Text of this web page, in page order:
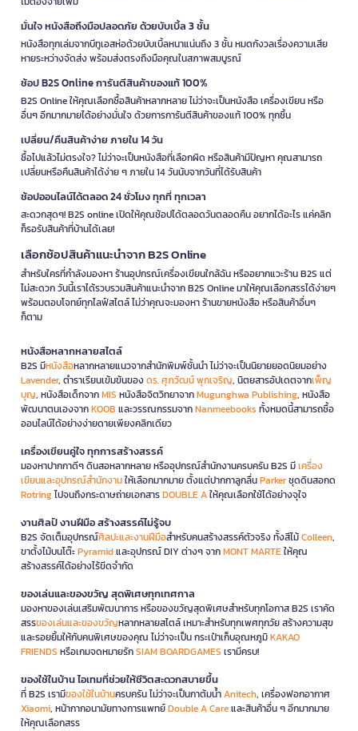
มั่นใจ หนังสือถึงมือปลอดภัย ด้วยบับเบิ้ล 3 ชั้น
หนังสือทุกเล่มจากบีทูเอสห่อด้วยบับเบิ้ลหนาแน่นถึง 3 ชั้น หมดกังวลเรื่องความเสีย
หายระหว่างจัดส่ง พร้อมส่งตรงถึงมือคุณในสภาพสมบูรณ์
ช้อป B2S Online การันตีสินค้าของแท้ 100%
B2S Online ให้คุณเลือกซื้อสินค้าหลากหลาย ไม่ว่าจะเป็นหนังสือ เครื่องเขียน หรือ
อื่นๆ อีกมากมายได้อย่างมั่นใจ ด้วยการการันตีสินค้าของแท้ 100% ทุกชิ้น
เปลี่ยน/คืนสินค้าง่าย ภายใน 14 วัน
ซื้อไปแล้วไม่ตรงใจ? ไม่ว่าจะเป็นหนังสือที่เลือกผิด หรือสินค้ามีปัญหา คุณสามารถ
เปลี่ยนหรือคืนสินค้าได้ง่าย ๆ ภายใน 14 วันนับจากวันที่ได้รับสินค้า
ช้อปออนไลน์ได้ตลอด 24 ชั่วโมง ทุกที่ ทุกเวลา
สะดวกสุดๆ! B2S online เปิดให้คุณช้อปได้ตลอดวันตลอดคืน อยากได้อะไร แค่คลิก
ก็รอรับสินค้าที่บ้านได้เลย!
เลือกช้อปสินค้าแนะนำจาก B2S Online
สำหรับใครที่กำลังมองหา ร้านอุปกรณ์เครื่องเขียนใกล้ฉัน หรืออยากแวะร้าน B2S แต่
ไม่สะดวก วันนี้เราได้รวบรวมสินค้าแนะนำจาก B2S Online มาให้คุณเลือกสรรได้ง่ายๆ
พร้อมตอบโจทย์ทุกไลฟ์สไตล์ ไม่ว่าคุณจะมองหา ร้านขายหนังสือ หรือสินค้าอื่นๆ
ก็ตาม
หนังสือหลากหลายสไตล์
B2S มีหนังสือหลากหลายแนวจากสำนักพิมพ์ชั้นนำ ไม่ว่าจะเป็นนิยายยอดนิยมอย่าง
Lavender, ตำราเรียนเข้มข้นของดร. ศุภวัฒน์ พุกเจริญ, นิตยสารอัปเดตจากเพ็ญ
บุญ, หนังสือเด็กจากMIS หนังสือจิตวิทยาจากMugunghwa Publishing, หนังสือ
พัฒนาตนเองจากKOOB และวรรณกรรมจากNanmeebooks ทั้งหมดนี้สามารถซื้อ
ออนไลน์ได้อย่างง่ายดายเพียงคลิกเดียว
เครื่องเขียนคู่ใจ ทุกการสร้างสรรค์
มองหาปากกาดีๆ ดินสอหลากหลาย หรืออุปกรณ์สำนักงานครบครัน B2S มีเครื่อง
เขียนและอุปกรณ์สำนักงานให้เลือกมากมาย ตั้งแต่ปากกาลูกลื่นParkerชุดดินสอกด
Rotringไปจนถึงกระดาษถ่ายเอกสารDOUBLE Aให้คุณเลือกใช้ได้อย่างจุใจ
งานศิลป์ งานฝีมือ สร้างสรรค์ไม่รู้จบ
B2S จัดเต็มอุปกรณ์ศิลปะและงานฝีมือสำหรับคนสร้างสรรค์ตัวจริง ทั้งสีไม้Colleen,
ขาตั้งไม้บนโต๊ะPyramidและอุปกรณ์ DIY ต่างๆ จากMONT MARTEให้คุณ
สร้างสรรค์ได้อย่างไร้ขีดจำกัด
ของเล่นและของขวัญ สุดพิเศษทุกเทศกาล
มองหาของเล่นเสริมพัฒนาการ หรือของขวัญสุดพิเศษสำหรับทุกโอกาส B2S เราคัด
สรรของเล่นและของขวัญหลากหลายสไตล์ เหมาะสำหรับทุกเพศทุกวัย สร้างความสุข
และรอยยิ้มให้กับคนพิเศษของคุณ ไม่ว่าจะเป็น กระเป๋าเก็บอุณหภูมิKAKAO
FRIENDS หรือเกมจดหมายรักSIAM BOARDGAMES เรามีครบ!
ของใช้ในบ้าน ไอเทมที่ช่วยให้ชีวิตสะดวกสบายขึ้น
ที่ B2S เรามีของใช้ในบ้านครบครัน ไม่ว่าจะเป็นกาต้มน้ำAnitech, เครื่องฟอกอากาศ
Xiaomi, หน้ากากอนามัยทางการแพทย์Double A Careและสินค้าอื่น ๆ อีกมากมาย
ให้คุณเลือกสรร